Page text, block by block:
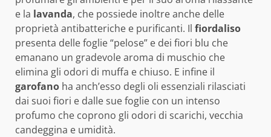
e la lavanda, che possiede inoltre anche delle
proprietà antibatteriche e purificanti. Il fiordaliso
presenta delle foglie “pelose” e dei fiori blu che
emanano un gradevole aroma di muschio che
elimina gli odori di muffa e chiuso. E infine il
garofano ha anch’esso degli oli essenziali rilasciati
dai suoi fiori e dalle sue foglie con un intenso
profumo che coprono gli odori di scarichi, vecchia
candeggina e umidità.